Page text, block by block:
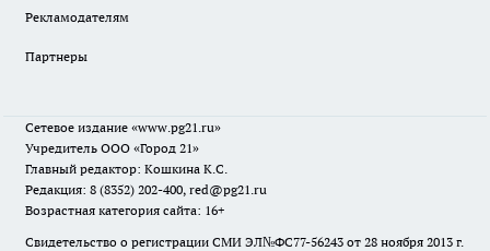
Рекламодателям
Партнеры
Сетевое издание «www.pg21.ru»
Учредитель ООО «Город 21»
Главный редактор: Кошкина К.С.
Редакция: 8 (8352) 202-400, red@pg21.ru
Возрастная категория сайта: 16+
Свидетельство о регистрации СМИ ЭЛ№ФС77-56243 от 28 ноября 2013 г.